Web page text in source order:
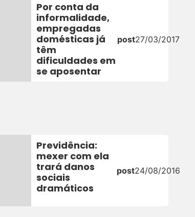
Por conta da
informalidade,
empregadas
domésticas já
têm
dificuldades em
se aposentar
post27/03/2017
Previdência:
mexer com ela
trará danos
sociais
dramáticos
post24/08/2016